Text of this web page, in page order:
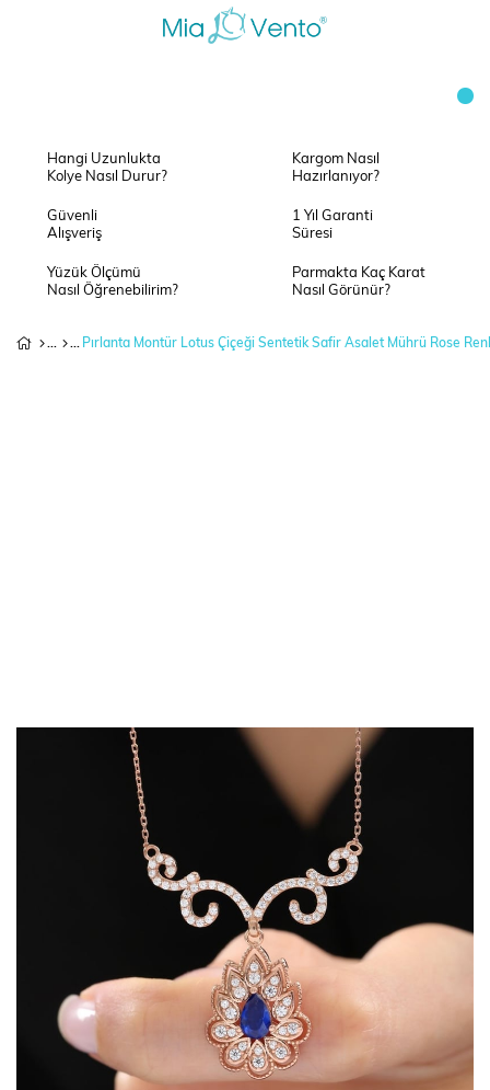
Hangi Uzunlukta
Kolye Nasıl Durur?
Kargom Nasıl
Hazırlanıyor?
Güvenli
Alışveriş
1 Yıl Garanti
Süresi
Yüzük Ölçümü
Nasıl Öğrenebilirim?
Parmakta Kaç Karat
Nasıl Görünür?